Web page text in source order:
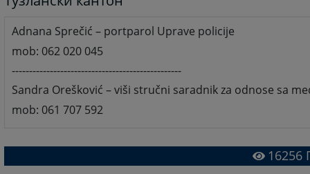
Adnana Sprečić – portparol Uprave policije
mob: 062 020 045
-------------------------------------------------
Sandra Orešković – viši stručni saradnik za odnose sa
mob: 061 707 592
16256